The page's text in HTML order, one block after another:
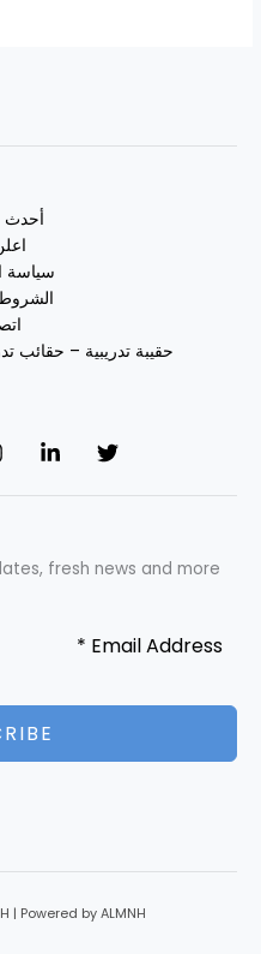
أحدث
سياسة
حقيبة تدريبية – حقائب
fresh news and more!
| Powered by ALMNH